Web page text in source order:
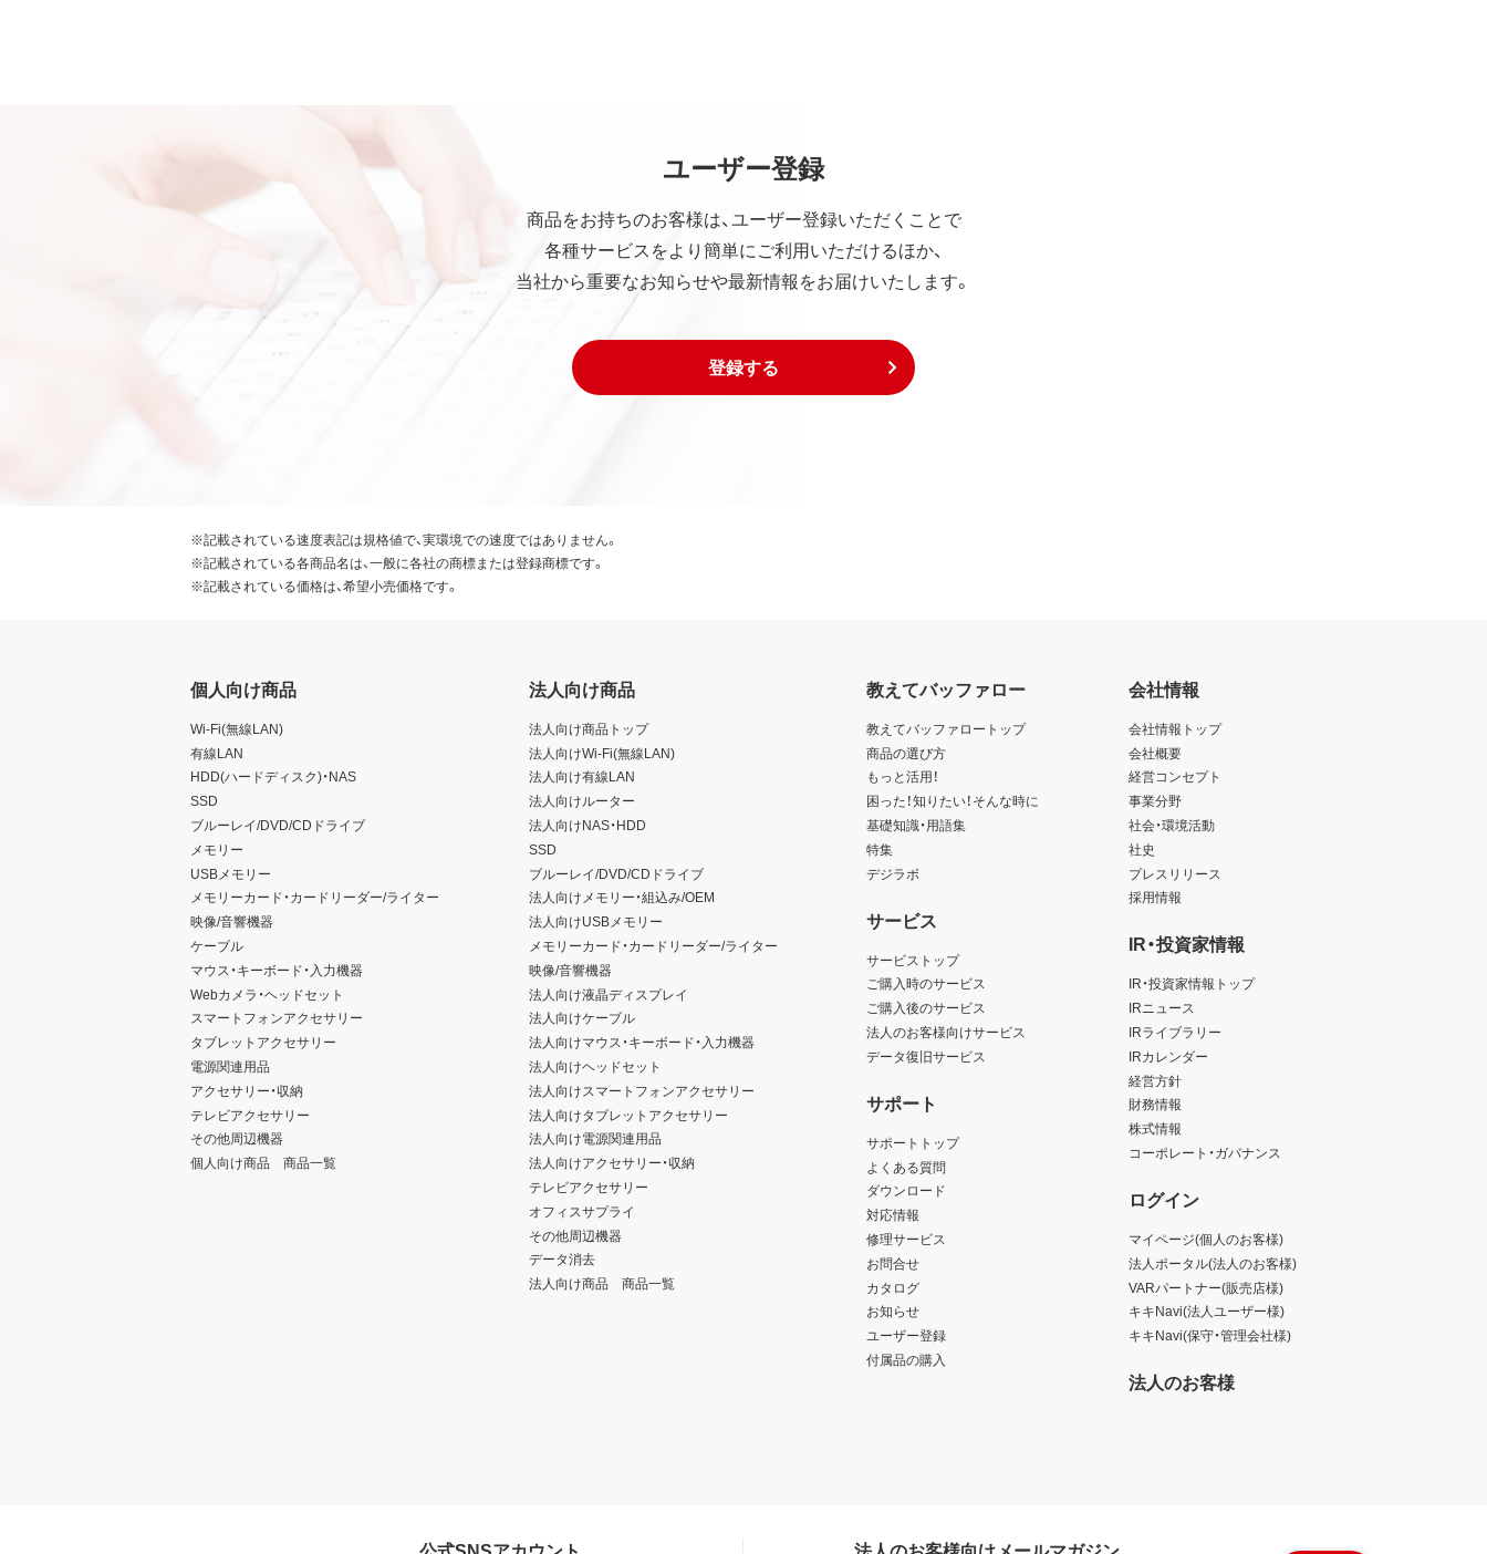
ユーザー登録
商品をお持ちのお客様は、ユーザー登録いただくことで
各種サービスをより簡単にご利用いただけるほか、
当社から重要なお知らせや最新情報をお届けいたします。
登録する
※記載されている速度表記は規格値で、実環境での速度ではありません。
※記載されている各商品名は、一般に各社の商標または登録商標です。
※記載されている価格は、希望小売価格です。
個人向け商品
Wi-Fi(無線LAN)
有線LAN
HDD(ハードディスク)・NAS
SSD
ブルーレイ/DVD/CDドライブ
メモリー
USBメモリー
メモリーカード・カードリーダー/ライター
映像/音響機器
ケーブル
マウス・キーボード・入力機器
Webカメラ・ヘッドセット
スマートフォンアクセサリー
タブレットアクセサリー
電源関連用品
アクセサリー・収納
テレビアクセサリー
その他周辺機器
個人向け商品 商品一覧
法人向け商品
法人向け商品トップ
法人向けWi-Fi(無線LAN)
法人向け有線LAN
法人向けルーター
法人向けNAS・HDD
SSD
ブルーレイ/DVD/CDドライブ
法人向けメモリー・組込み/OEM
法人向けUSBメモリー
メモリーカード・カードリーダー/ライター
映像/音響機器
法人向け液晶ディスプレイ
法人向けケーブル
法人向けマウス・キーボード・入力機器
法人向けヘッドセット
法人向けスマートフォンアクセサリー
法人向けタブレットアクセサリー
法人向け電源関連用品
法人向けアクセサリー・収納
テレビアクセサリー
オフィスサプライ
その他周辺機器
データ消去
法人向け商品 商品一覧
教えてバッファロー
教えてバッファロートップ
商品の選び方
もっと活用！
困った！知りたい！そんな時に
基礎知識・用語集
特集
デジラボ
サービス
サービストップ
ご購入時のサービス
ご購入後のサービス
法人のお客様向けサービス
データ復旧サービス
サポート
サポートトップ
よくある質問
ダウンロード
対応情報
修理サービス
お問合せ
カタログ
お知らせ
ユーザー登録
付属品の購入
会社情報
会社情報トップ
会社概要
経営コンセプト
事業分野
社会・環境活動
社史
プレスリリース
採用情報
IR・投資家情報
IR・投資家情報トップ
IRニュース
IRライブラリー
IRカレンダー
経営方針
財務情報
株式情報
コーポレート・ガバナンス
ログイン
マイページ(個人のお客様)
法人ポータル(法人のお客様)
VARパートナー(販売店様)
キキNavi(法人ユーザー様)
キキNavi(保守・管理会社様)
法人のお客様